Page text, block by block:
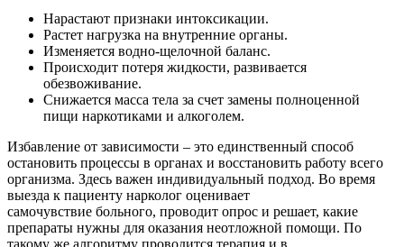
Нарастают признаки интоксикации.
Растет нагрузка на внутренние органы.
Изменяется водно-щелочной баланс.
Происходит потеря жидкости, развивается
обезвоживание.
Снижается масса тела за счет замены полноценной
пищи наркотиками и алкоголем.
Избавление от зависимости – это единственный способ
остановить процессы в органах и восстановить работу всего
организма. Здесь важен индивидуальный подход. Во время
выезда к пациенту нарколог оценивает
самочувствие больного, проводит опрос и решает, какие
препараты нужны для оказания неотложной помощи. По
такому же алгоритму проводится терапия и в